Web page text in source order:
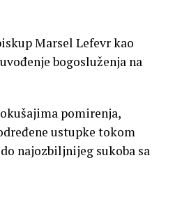
Marsel Lefevr kao
bogosluženja na
pomirenja,
ustupke tokom
najozbiljnijeg sukoba sa